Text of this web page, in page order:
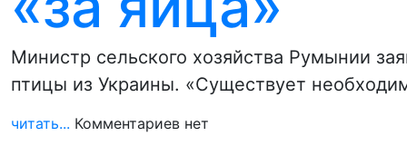
Министр сельского хозяйства Румынии
птицы из Украины. «Существует
читать... Комментариев нет